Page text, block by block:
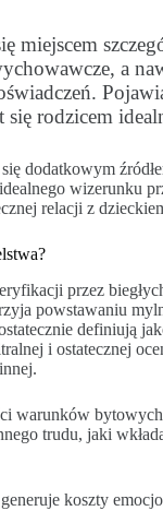
miejscem
a
się rodzicem
dodatkowym
wizerunku
relacji z
przez
powstawaniu
definiują
i ostatecznej
warunków
trudu, jaki
koszty